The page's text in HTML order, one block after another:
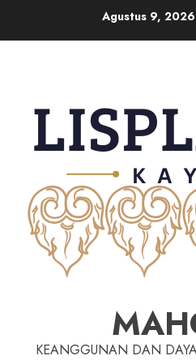
Agustus 9, 2026
KEANGGUNAN DAN